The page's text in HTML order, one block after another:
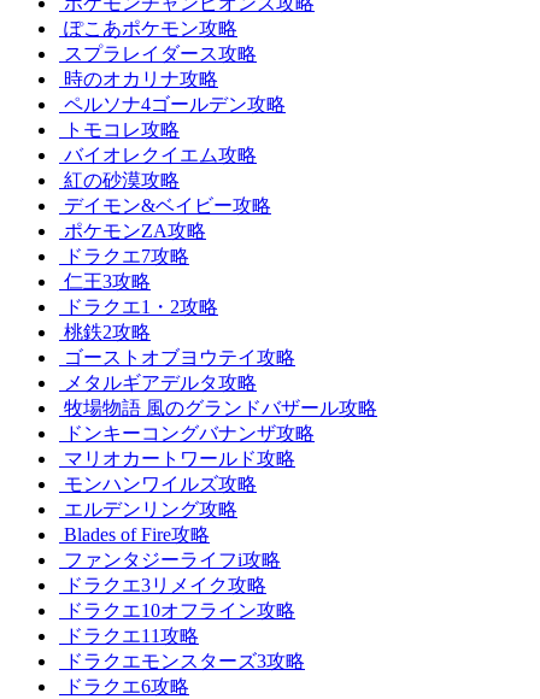
ぽこあポケモン攻略
スプラレイダース攻略
時のオカリナ攻略
ペルソナ4ゴールデン攻略
トモコレ攻略
バイオレクイエム攻略
紅の砂漠攻略
デイモン&ベイビー攻略
ポケモンZA攻略
ドラクエ7攻略
仁王3攻略
ドラクエ1・2攻略
桃鉄2攻略
ゴーストオブヨウテイ攻略
メタルギアデルタ攻略
牧場物語 風のグランドバザール攻略
ドンキーコングバナンザ攻略
マリオカートワールド攻略
モンハンワイルズ攻略
エルデンリング攻略
Blades of Fire攻略
ファンタジーライフi攻略
ドラクエ3リメイク攻略
ドラクエ10オフライン攻略
ドラクエ11攻略
ドラクエモンスターズ3攻略
ドラクエ6攻略